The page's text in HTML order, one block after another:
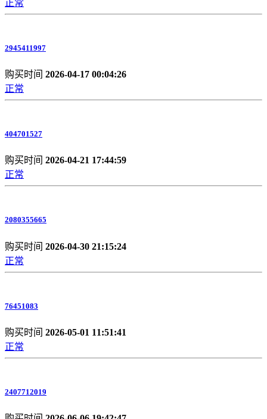
正常
2945411997
购买时间 2026-04-17 00:04:26
正常
404701527
购买时间 2026-04-21 17:44:59
正常
2080355665
购买时间 2026-04-30 21:15:24
正常
76451083
购买时间 2026-05-01 11:51:41
正常
2407712019